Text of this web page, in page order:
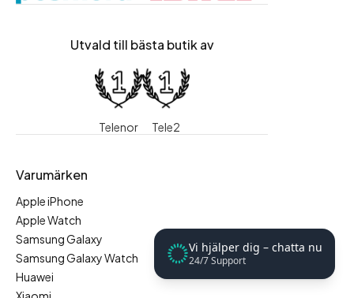
Vi hjälper dig – chatta nu
24/7 Support
Utvald till bästa butik av
Telenor Tele2
Varumärken
Apple iPhone
Apple Watch
Samsung Galaxy
Samsung Galaxy Watch
Huawei